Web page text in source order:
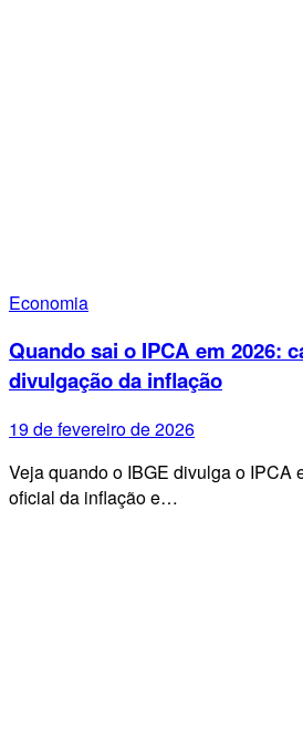
Economia
Quando sai o IPCA em 2026:
divulgação da inflação
19 de fevereiro de 2026
Veja quando o IBGE divulga o IPCA
oficial da inflação e…